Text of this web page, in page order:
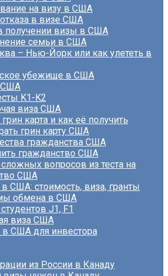
на визу в США
в визе США
получении визы в США
семьи в США
– Нью-Йорк или как улететь в
убежище в США
США
K1-K2
виза США
карта и как её получить
грин карту США
гражданства США
гражданство США
вопросов из теста на
США
США: стоимость, виза, гранты
обмена в США
J1, F1
виза США
в США для инвестора
из России в Канаду